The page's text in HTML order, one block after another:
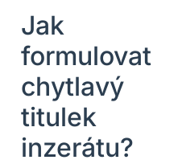
Jak
formulovat
chytlavý
titulek
inzerátu?